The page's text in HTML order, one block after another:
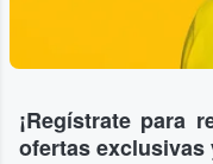
¡Regístrate para
ofertas exclusivas